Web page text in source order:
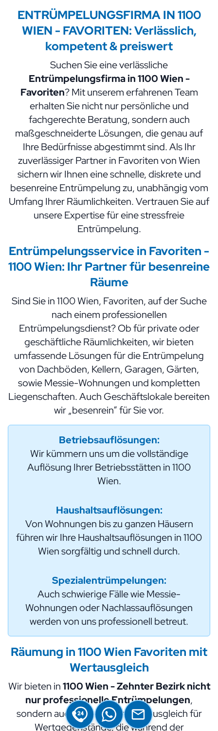
ENTRÜMPELUNGSFIRMAIN 1100
WIEN - FAVORITEN: Verlässlich,
kompetent & preiswert
Suchen Sie eine verlässliche
Entrümpelungsfirma in 1100 Wien -
Favoriten? Mit unserem erfahrenen Team
erhalten Sie nicht nur persönliche und
fachgerechte Beratung, sondern auch
maßgeschneiderte Lösungen, die genau auf
Ihre Bedürfnisse abgestimmt sind. Als Ihr
zuverlässiger Partner in Favoriten von Wien
sichern wir Ihnen eine schnelle, diskrete und
besenreine Entrümpelung zu, unabhängig vom
Umfang Ihrer Räumlichkeiten. Vertrauen Sie auf
unsere Expertise für eine stressfreie
Entrümpelung.
Entrümpelungsservice in Favoriten -
1100 Wien: Ihr Partnerfür besenreine
Räume
Sind Sie in 1100 Wien, Favoriten, auf der Suche
nach einem professionellen
Entrümpelungsdienst? Ob für private oder
geschäftliche Räumlichkeiten, wir bieten
umfassende Lösungen für die Entrümpelung
von Dachböden, Kellern, Garagen, Gärten,
sowie Messie-Wohnungen und kompletten
Liegenschaften. Auch Geschäftslokale bereiten
wir „besenrein“ für Sie vor.
Betriebsauflösungen:
Wir kümmern uns um die vollständige
Auflösung Ihrer Betriebsstätten in 1100
Wien.
Haushaltsauflösungen:
Von Wohnungen bis zu ganzen Häusern
führen wir Ihre Haushaltsauflösungen in 1100
Wien sorgfältig und schnell durch.
Spezialentrümpelungen:
Auch schwierige Fälle wie Messie-
Wohnungen oder Nachlassauflösungen
werden von uns professionell betreut.
Räumung in 1100 Wien Favoriten mit
Wertausgleich
Wir bieten in1100 Wien - Zehnter Bezirk nicht
nur professionelle Entrümpelungen,
sondern auch einen fairen Wertausgleich für
Wertgegenstände, die während der